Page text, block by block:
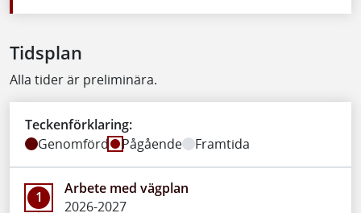
Tidsplan
Alla tider är preliminära.
Teckenförklaring:
Genomförd
Pågående Framtida
1
Arbete med vägplan
2026-2027